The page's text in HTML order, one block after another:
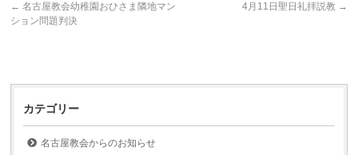
← 名古屋教会幼稚園おひさま隣地マン
ション問題判決
4月11日聖日礼拝説教 →
カテゴリー
名古屋教会からのお知らせ